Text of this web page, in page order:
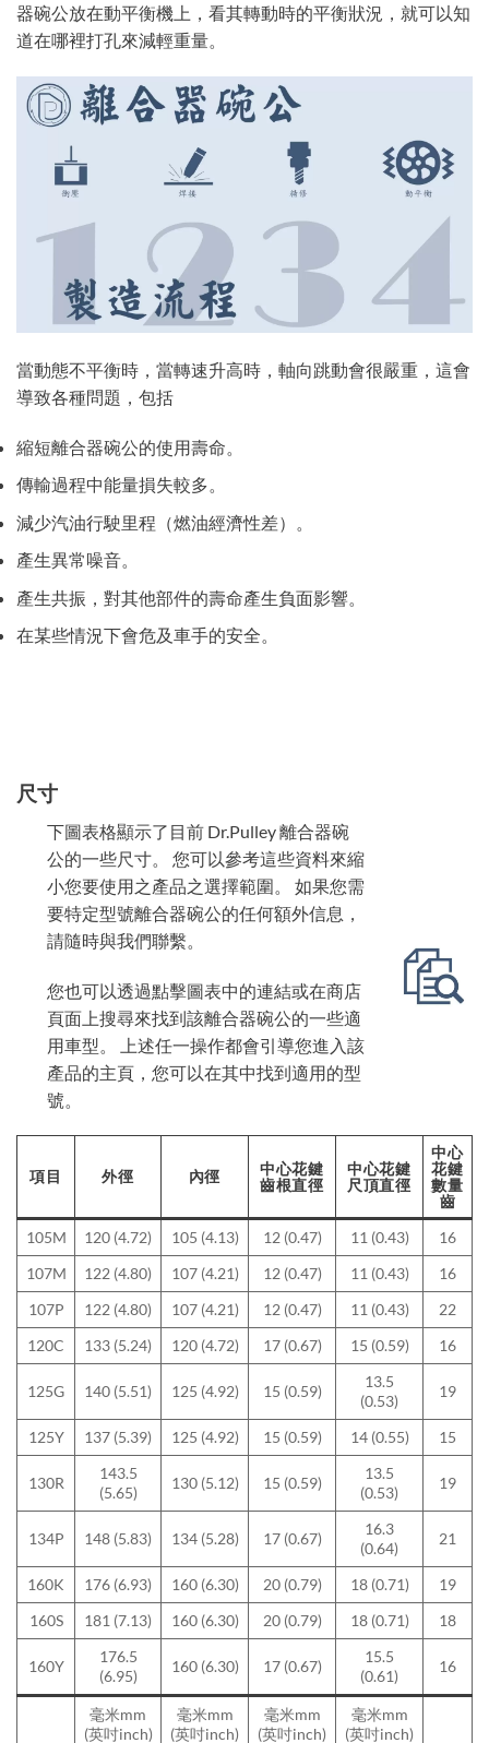
器碗公放在動平衡機上，看其轉動時的平衡狀況，就可以知
道在哪裡打孔來減輕重量。
當動態不平衡時，當轉速升高時，軸向跳動會很嚴重，這會
導致各種問題，包括
縮短離合器碗公的使用壽命。
傳輸過程中能量損失較多。
減少汽油行駛里程（燃油經濟性差）。
產生異常噪音。
產生共振，對其他部件的壽命產生負面影響。
在某些情況下會危及車手的安全。
尺寸
下圖表格顯示了目前 Dr.Pulley 離合器碗
公的一些尺寸。 您可以參考這些資料來縮
小您要使用之產品之選擇範圍。 如果您需
要特定型號離合器碗公的任何額外信息，
請隨時與我們聯繫。
您也可以透過點擊圖表中的連結或在商店
頁面上搜尋來找到該離合器碗公的一些適
用車型。 上述任一操作都會引導您進入該
產品的主頁，您可以在其中找到適用的型
號。
項目 外徑 內徑
中心花鍵
齒根直徑
中心花鍵
尺頂直徑
中心
花鍵
數量
齒
105M
120 (4.72) 105 (4.13) 12 (0.47) 11 (0.43)
16
107M
122 (4.80) 107 (4.21) 12 (0.47) 11 (0.43)
16
107P
122 (4.80) 107 (4.21) 12 (0.47) 11 (0.43)
22
120C
133 (5.24) 120 (4.72) 17 (0.67) 15 (0.59) 16
125G 140 (5.51) 125 (4.92) 15 (0.59)
13.5
(0.53)
19
125Y 137 (5.39) 125 (4.92) 15 (0.59) 14 (0.55) 15
130R
143.5
(5.65)
130 (5.12) 15 (0.59)
13.5
(0.53)
19
134P 148 (5.83) 134 (5.28) 17 (0.67)
16.3
(0.64)
21
160K 176 (6.93) 160 (6.30) 20 (0.79) 18 (0.71)
19
160S
181 (7.13) 160 (6.30) 20 (0.79) 18 (0.71) 18
160Y
176.5
(6.95)
160 (6.30) 17 (0.67)
15.5
(0.61)
16
毫米mm
(英吋inch)
毫米mm
(英吋inch)
毫米mm
(英吋inch)
毫米mm
(英吋inch)